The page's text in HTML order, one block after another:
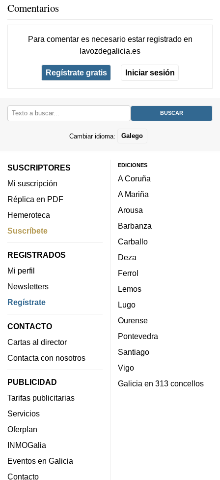
Comentarios
Para comentar es necesario estar registradoen
lavozdegalicia.es
Regístrate gratis Iniciar sesión
Cambiar idioma: Galego
SUSCRIPTORES
Mi suscripción
Réplica en PDF
Hemeroteca
Suscríbete
REGISTRADOS
Mi perfil
Newsletters
Regístrate
CONTACTO
Cartas al director
Contacta con nosotros
PUBLICIDAD
Tarifas publicitarias
Servicios
Oferplan
INMOGalia
Eventos en Galicia
Contacto
EDICIONES
A Coruña
A Mariña
Arousa
Barbanza
Carballo
Deza
Ferrol
Lemos
Lugo
Ourense
Pontevedra
Santiago
Vigo
Galicia en 313 concellos